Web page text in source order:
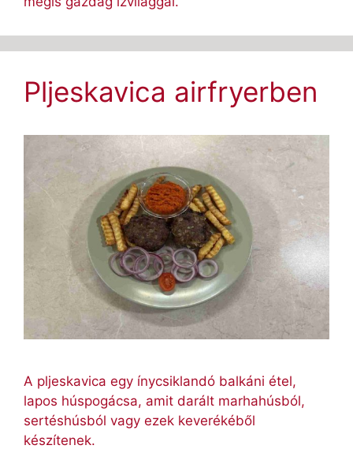
Pljeskavica airfryerben
A pljeskavica egy ínycsiklandó balkáni étel,
lapos húspogácsa, amit darált marhahúsból,
sertéshúsból vagy ezek keverékéből
készítenek.